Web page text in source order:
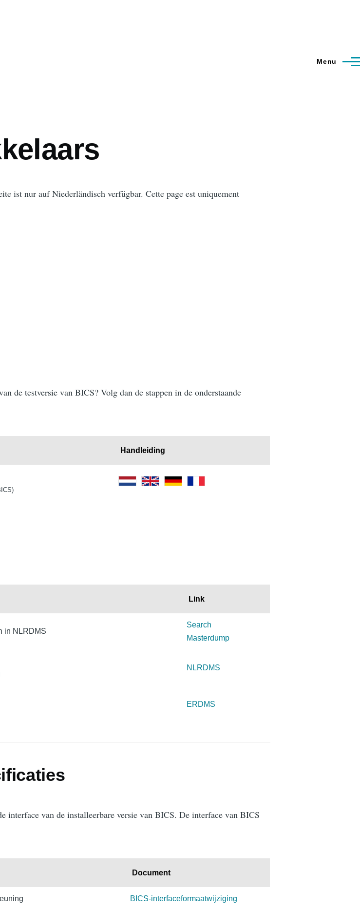
Menu
ist nur auf Niederländisch verfügbar. Cette page est uniquement
de testversie van BICS? Volg dan de stappen in de onderstaande
Handleiding
Link
in NLRDMS
Search
Masterdump
NLRDMS
ERDMS
van de installeerbare versie van BICS. De interface van BICS
Document
BICS-interfaceformaatwijziging